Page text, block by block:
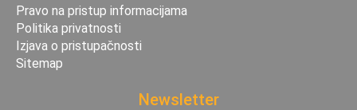
Pravo na pristup informacijama
Politika privatnosti
Izjava o pristupačnosti
Sitemap
Newsletter